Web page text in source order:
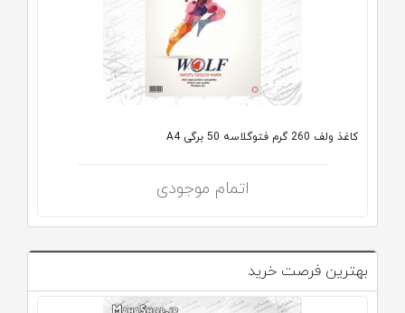
کاغذ ولف 260 گرم فتوگلاسه 50 برگی A4
اتمام موجودی
بهترین فرصت خرید